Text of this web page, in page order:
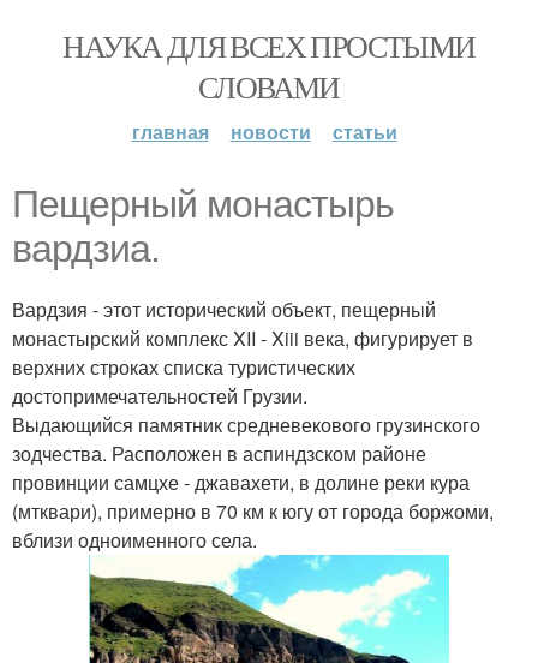
НАУКА ДЛЯ ВСЕХ ПРОСТЫМИ
СЛОВАМИ
главная новости статьи
Пещерный монастырь
вардзиа.
Вардзия - этот исторический объект, пещерный
монастырский комплекс XII - Xiii века, фигурирует в
верхних строках списка туристических
достопримечательностей Грузии.
Выдающийся памятник средневекового грузинского
зодчества. Расположен в аспиндзском районе
провинции самцхе - джавахети, в долине реки кура
(мтквари), примерно в 70 км к югу от города боржоми,
вблизи одноименного села.